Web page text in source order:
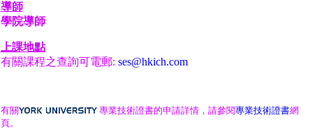
導師
學院導師
上課地點
有關課程之查詢可電郵: ses@hkich.com
有關 專業技術證書的申請詳情，請參閱專業技術證書網
頁。